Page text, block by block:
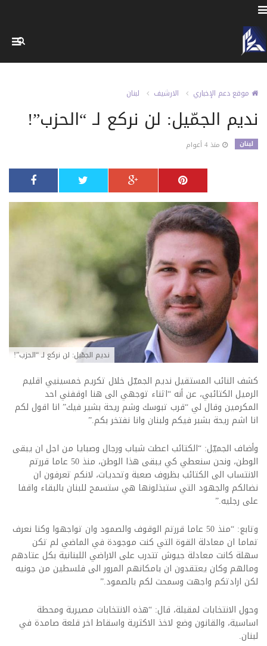
موقع دعم الإخباري الارشيف لبنان
نديم الجمّيل: لن نركع لـ “الحزب”!
لبنان منذ 4 أعوام
نديم الجمّيل: لن نركع لـ “الحزب”!
كشف النائب المستقيل نديم الجميّل خلال تكريم خمسينيي اقليم
الرميل الكتائبي، عن أنه “اثناء توجهي الى هنا اوقفني احد
المكرمين وقال لي “قرب تبوسك وشم ريحة بشير فيك” انا اقول لكم
انا اشم ريحة بشبر فيكم ولبنان وانا نفتخر بكم.”
وأضاف الجميّل: “الكتائب اعطت شباب ورجال وصبايا من اجل ان يبقى
الوطن، ونحن سنعطي كي يبقى هذا الوطن، منذ 50 عاما قررتم
الانتساب الى الكتائب بظروف صعبة وتحديات، لانكم تعرفون ان
نضالكم والجهود التي ستبذلونها هي ستسمح للبنان بالبقاء واقفا
على رجليه.”
وتابع: “منذ 50 عاما قررتم الوقوف والصمود وان تواجهوا وكنا نعرف
تماما ان معادلة القوة التي كنت موجودة في الماضي لم تكن
سهلة كانت معادلة جيوش تتدرب على الاراضي اللبنانية بكل عتادهم
ومالهم وكان يعتقدون ان بامكانهم المرور الى فلسطين من جونيه
لكن ارادتكم واجهت وسمحت لكم بالصمود.”
وحول الانتخابات لمقبلة، قال: “هذه الانتخابات مصيرية ومحطة
اساسية، والقانون وضع لاخذ الاكثرية واسقاط اخر قلعة صامدة في
لبنان.